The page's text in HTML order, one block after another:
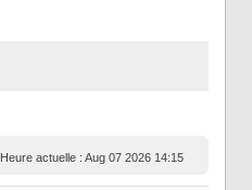
Heure actuelle : Aug 07 2026 14:15